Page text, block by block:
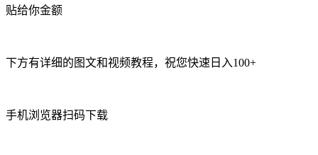
贴给你金额
下方有详细的图文和视频教程，祝您快速日入100+
手机浏览器扫码下载